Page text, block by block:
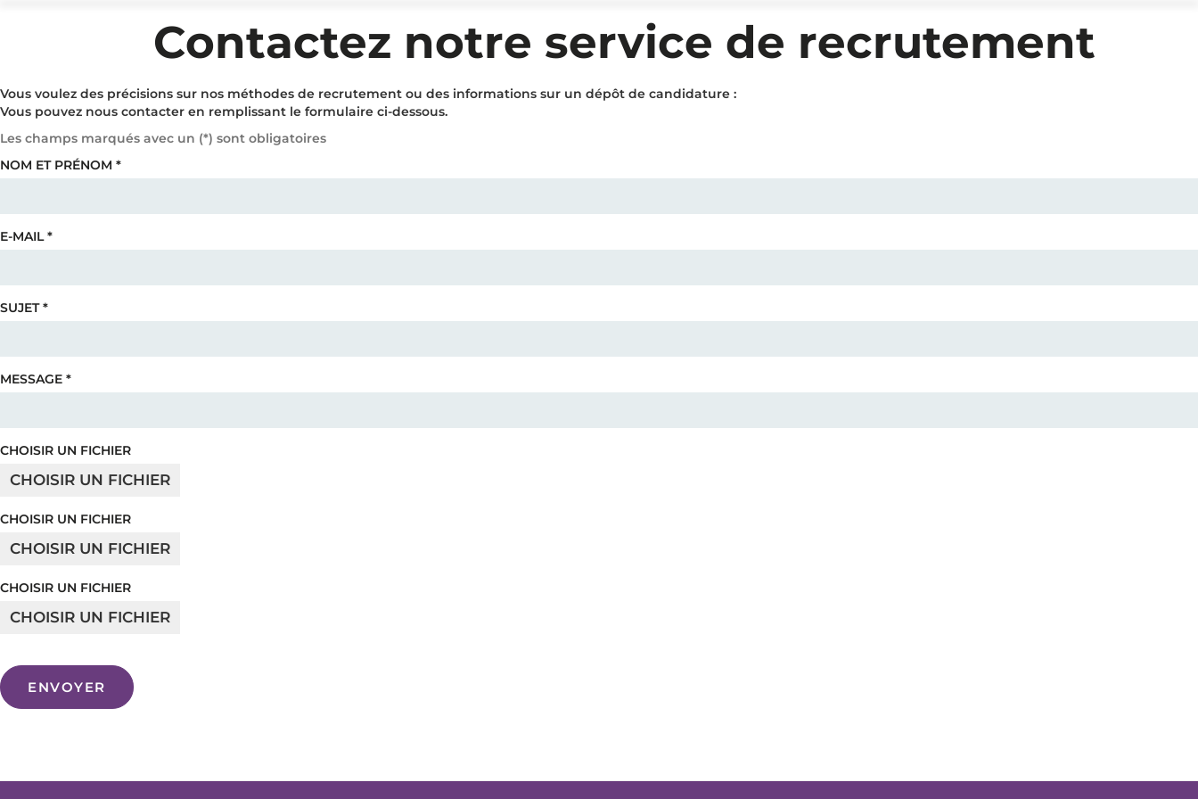
Contactez notre service de recrutement
Vous voulez des précisions sur nos méthodes de recrutement ou des informations sur un dépôt de candidature :
Vous pouvez nous contacter en remplissant le formulaire ci-dessous.
Les champs marqués avec un (*) sont obligatoires
NOM ET PRÉNOM *
E-MAIL *
SUJET *
MESSAGE *
CHOISIR UN FICHIER
CHOISIR UN FICHIER
CHOISIR UN FICHIER
CHOISIR UN FICHIER
CHOISIR UN FICHIER
CHOISIR UN FICHIER
ENVOYER